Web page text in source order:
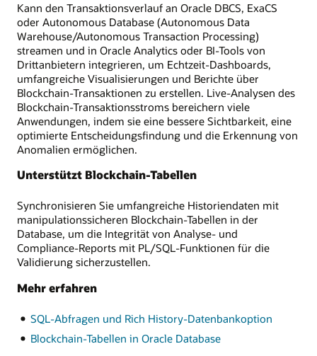
Kann den Transaktionsverlauf an Oracle DBCS, ExaCS
oder Autonomous Database (Autonomous Data
Warehouse/Autonomous Transaction Processing)
streamen und in Oracle Analytics oder BI-Tools von
Drittanbietern integrieren, um Echtzeit-Dashboards,
umfangreiche Visualisierungen und Berichte über
Blockchain-Transaktionen zu erstellen. Live-Analysen des
Blockchain-Transaktionsstroms bereichern viele
Anwendungen, indem sie eine bessere Sichtbarkeit, eine
optimierte Entscheidungsfindung und die Erkennung von
Anomalien ermöglichen.
Unterstützt Blockchain-Tabellen
Synchronisieren Sie umfangreiche Historiendaten mit
manipulationssicheren Blockchain-Tabellen in der
Database, um die Integrität von Analyse- und
Compliance-Reports mit PL/SQL-Funktionen für die
Validierung sicherzustellen.
Mehr erfahren
SQL-Abfragen und Rich History-Datenbankoption
Blockchain-Tabellen in Oracle Database